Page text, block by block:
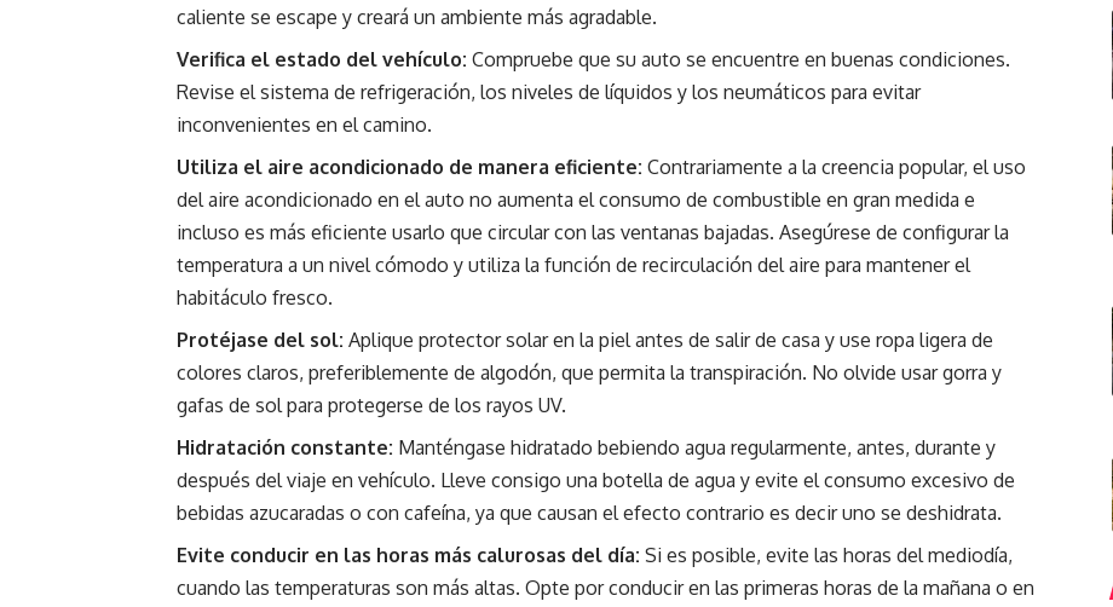
caliente se escape y creará un ambiente más agradable.
Verifica el estado del vehículo: Compruebe que su auto se encuentre en buenas condiciones.
Revise el sistema de refrigeración, los niveles de líquidos y los neumáticos para evitar
inconvenientes en el camino.
Utiliza el aire acondicionado de manera eficiente: Contrariamente a la creencia popular, el uso
del aire acondicionado en el auto no aumenta el consumo de combustible en gran medida e
incluso es más eficiente usarlo que circular con las ventanas bajadas. Asegúrese de configurar la
temperatura a un nivel cómodo y utiliza la función de recirculación del aire para mantener el
habitáculo fresco.
Protéjase del sol: Aplique protector solar en la piel antes de salir de casa y use ropa ligera de
colores claros, preferiblemente de algodón, que permita la transpiración. No olvide usar gorra y
gafas de sol para protegerse de los rayos UV.
Hidratación constante: Manténgase hidratado bebiendo agua regularmente, antes, durante y
después del viaje en vehículo. Lleve consigo una botella de agua y evite el consumo excesivo de
bebidas azucaradas o con cafeína, ya que causan el efecto contrario es decir uno se deshidrata.
Evite conducir en las horas más calurosas del día: Si es posible, evite las horas del mediodía,
cuando las temperaturas son más altas. Opte por conducir en las primeras horas de la mañana o en